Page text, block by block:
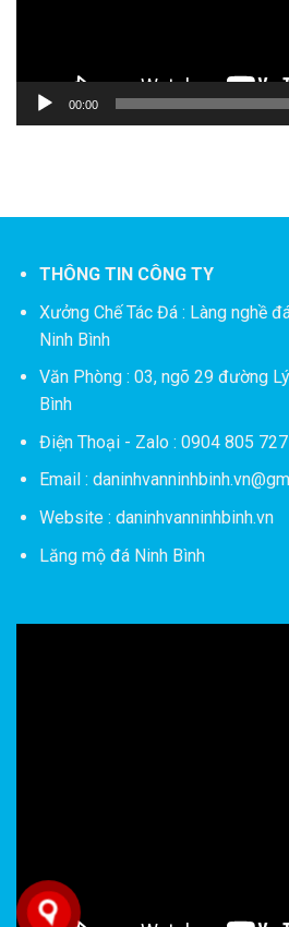
00:00
THÔNG TIN CÔNG TY
Xưởng Chế Tác Đá : Làng nghề
Ninh Bình
Văn Phòng : 03, ngõ 29 đường
Bình
Điện Thoại - Zalo : 0904 805 727
Email :
Website : daninhvanninhbinh.vn
Lăng mộ đá Ninh Bình